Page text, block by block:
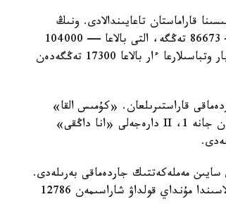
قاراماستان تاعايىندالادى. ونىڭ
مولشەرى ءتورت بالاسى بار وتباسىلارعا — 69330 تەڭگە، بەس بالاعا — 86673 تەڭگە، التى بالاعا — 104000
تەڭگە، جەتى بالاعا — 121360 تەڭگە. سەگىز جانە ودان كوپ بالاسى بار وتباسىلارعا ءار بالاعا 17300 تەڭگەدەن
قاراستىرىلعان. «كۇمىس القا»
يەگەرلەرىنە — 27680 تەڭگە، ال «التىن القا»، «باتىر انا» اتاعىن العان جانە 1، II دارەجەلى «انا داڭقى»
سايىن مەملەكەتتىك جاردەماقى بەرىلەدى.
بيىل ونىڭ مولشەرى 81871 تەڭگەنى قۇرايدى. قازىرگى ۋاقىتتا استانا قالاسىندا مۇنداي قولداۋ شاراسىمەن 12786